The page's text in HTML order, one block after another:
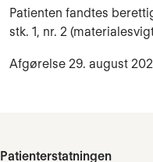
Patienten fandtes
stk. 1, nr. 2
Afgørelse 29. august
Patienterstatningen